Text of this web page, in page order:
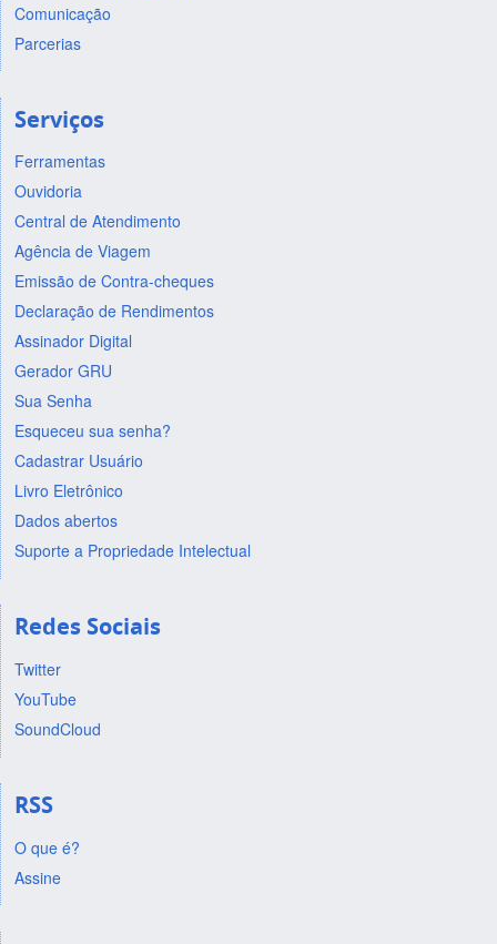
Comunicação
Parcerias
Serviços
Ferramentas
Ouvidoria
Central de Atendimento
Agência de Viagem
Emissão de Contra-cheques
Declaração de Rendimentos
Assinador Digital
Gerador GRU
Sua Senha
Esqueceu sua senha?
Cadastrar Usuário
Livro Eletrônico
Dados abertos
Suporte a Propriedade Intelectual
Redes Sociais
Twitter
YouTube
SoundCloud
RSS
O que é?
Assine